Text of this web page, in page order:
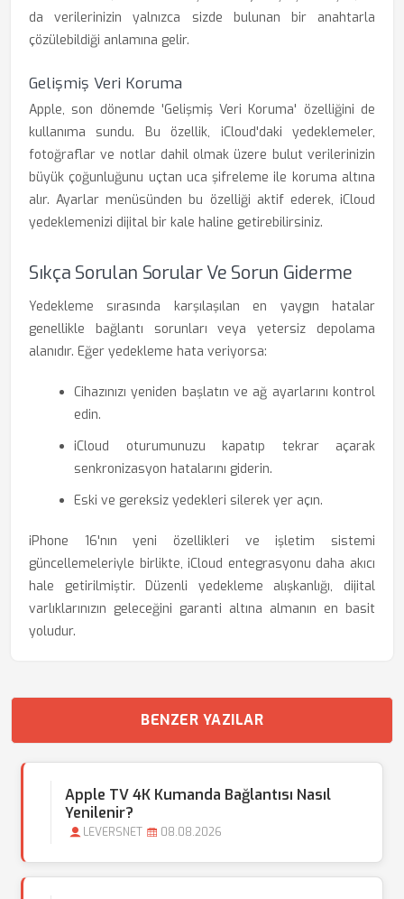
da verilerinizin yalnızca sizde bulunan bir anahtarla
çözülebildiği anlamına gelir.
Gelişmiş Veri Koruma
Apple, son dönemde 'Gelişmiş Veri Koruma' özelliğini de
kullanıma sundu. Bu özellik, iCloud'daki yedeklemeler,
fotoğraflar ve notlar dahil olmak üzere bulut verilerinizin
büyük çoğunluğunu uçtan uca şifreleme ile koruma altına
alır. Ayarlar menüsünden bu özelliği aktif ederek, iCloud
yedeklemenizi dijital bir kale haline getirebilirsiniz.
Sıkça Sorulan Sorular Ve Sorun Giderme
Yedekleme sırasında karşılaşılan en yaygın hatalar
genellikle bağlantı sorunları veya yetersiz depolama
alanıdır. Eğer yedekleme hata veriyorsa:
Cihazınızı yeniden başlatın ve ağ ayarlarını kontrol
edin.
iCloud oturumunuzu kapatıp tekrar açarak
senkronizasyon hatalarını giderin.
Eski ve gereksiz yedekleri silerek yer açın.
iPhone 16'nın yeni özellikleri ve işletim sistemi
güncellemeleriyle birlikte, iCloud entegrasyonu daha akıcı
hale getirilmiştir. Düzenli yedekleme alışkanlığı, dijital
varlıklarınızın geleceğini garanti altına almanın en basit
yoludur.
BENZER YAZILAR
Apple TV 4K Kumanda Bağlantısı Nasıl
Yenilenir?
LEVERSNET 08.08.2026